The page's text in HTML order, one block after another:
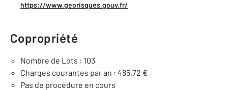
https://www.georisques.gouv.fr/
Copropriété
Nombre de Lots : 103
Charges courantes par an : 485,72 €
Pas de procédure en cours